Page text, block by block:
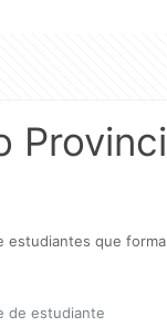
que
de estudiante